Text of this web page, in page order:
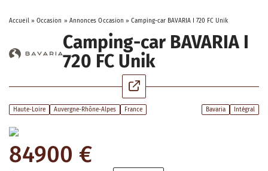
Accueil» Occasion » Annonces Occasion »Camping-car BAVARIA I 720 FC Unik
Camping-car BAVARIA I
720 FC Unik
Haute-Loire Auvergne-Rhône-Alpes France Bavaria Intégral
84900 €